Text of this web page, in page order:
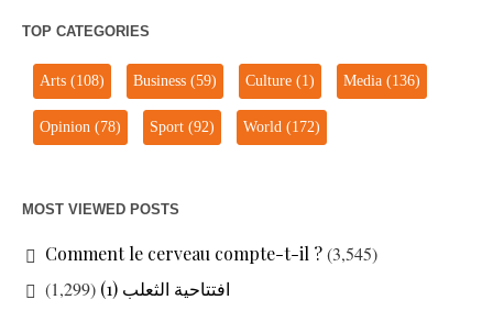
TOP CATEGORIES
Arts (108) Business (59) Culture (1) Media (136)
Opinion (78) Sport (92) World (172)
MOST VIEWED POSTS
Comment le cerveau compte-t-il ?(3,545)
افتتاحية الثعلب (1)
(1,299)